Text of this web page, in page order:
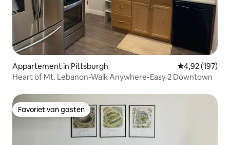
Appartement in Pittsburgh Gemiddelde
4,92 (197)
Heart of Mt. Lebanon-Walk Anywhere-Easy 2 Downtown
Favoriet van gasten
Favoriet van gasten